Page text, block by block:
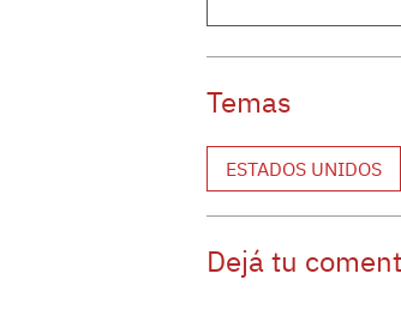
Temas
ESTADOS UNIDOS
Dejá tu